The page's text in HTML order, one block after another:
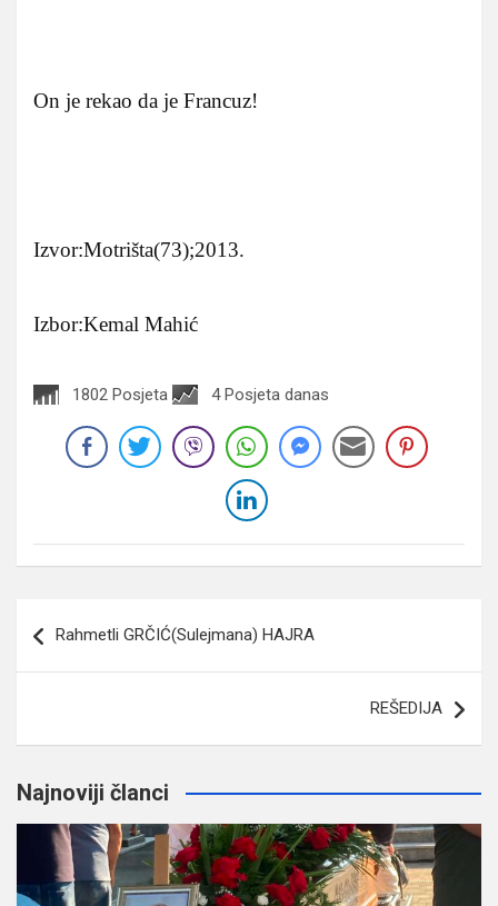
On je rekao da je Francuz!
Izvor:Motrišta(73);2013.
Izbor:Kemal Mahić
1802 Posjeta 4 Posjeta danas
članaka
Rahmetli GRČIĆ(Sulejmana) HAJRA
REŠEDIJA
Najnoviji članci